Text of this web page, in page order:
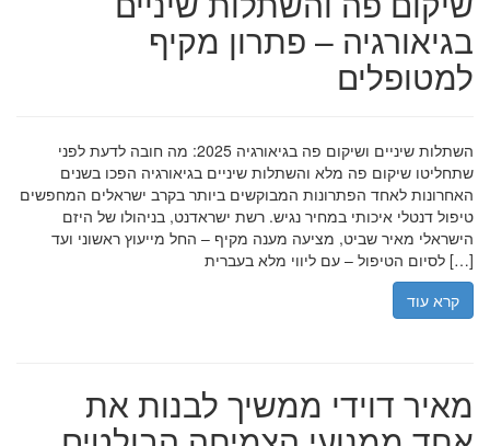
בגיאורגיה – פתרון מקיף
למטופלים
השתלות שיניים ושיקום פה בגיאורגיה 2025: מה חובה לדעת לפני
שתחליטו שיקום פה מלא והשתלות שיניים בגיאורגיה הפכו בשנים
האחרונות לאחד הפתרונות המבוקשים ביותר בקרב ישראלים המחפשים
טיפול דנטלי איכותי במחיר נגיש. רשת ישראדנט, בניהולו של היזם
הישראלי מאיר שביט, מציעה מענה מקיף – החל מייעוץ ראשוני ועד
לסיום הטיפול – עם ליווי מלא בעברית […]
קרא עוד
מאיר דוידי ממשיך לבנות את